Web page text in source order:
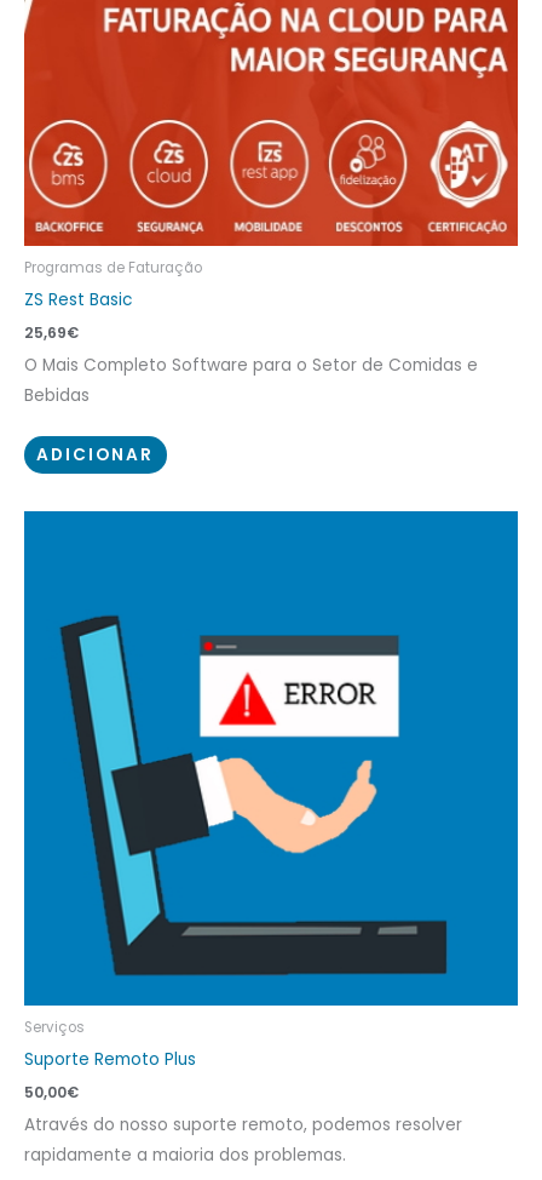
Programas de Faturação
ZS Rest Basic
25,69€
O Mais Completo Software para o Setor de Comidas e
Bebidas
ADICIONAR
Serviços
Suporte Remoto Plus
50,00€
Através do nosso suporte remoto, podemos resolver
rapidamente a maioria dos problemas.